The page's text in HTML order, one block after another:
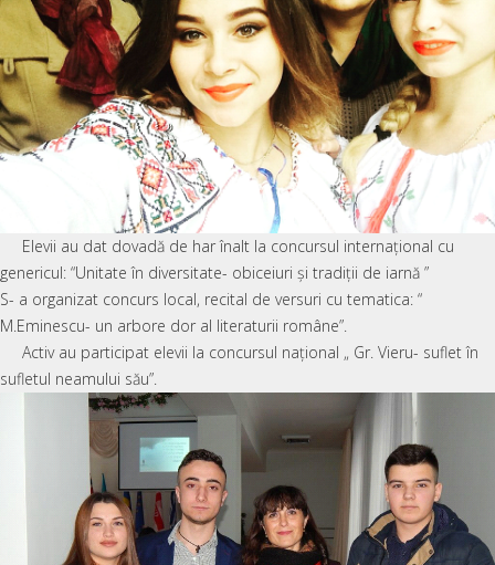
Elevii au dat dovadă de har înalt la concursul internațional cu
genericul: “Unitate în diversitate- obiceiuri și tradiții de iarnă ”
S- a organizat concurs local, recital de versuri cu tematica: “
M.Eminescu- un arbore dor al literaturii române”.
Activ au participat elevii la concursul național „ Gr. Vieru- suflet în
sufletul neamului său”.